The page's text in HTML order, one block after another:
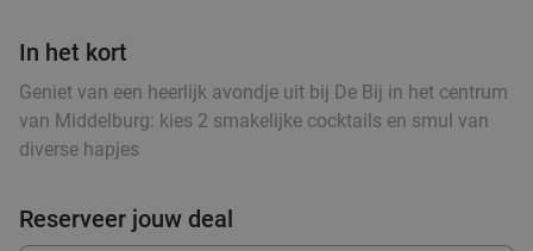
food
Warme snack + frisdrank, ijs of ijskoffie
Terneuzen
In het kort
Geniet van een heerlijk avondje uit bij De Bij in het centrum
van Middelburg: kies 2 smakelijke cocktails en smul van
diverse hapjes
Reserveer jouw deal